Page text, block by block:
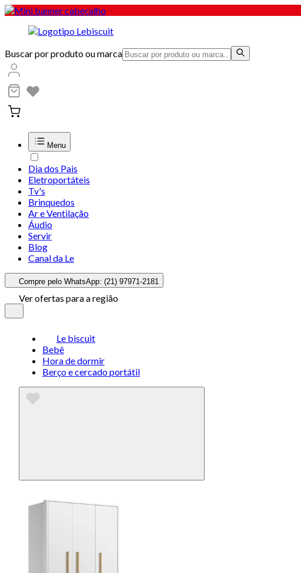
Buscar por produto ou marca
Menu
Dia dos Pais
Eletroportáteis
Tv's
Brinquedos
Ar e Ventilação
Áudio
Servir
Blog
Canal da Le
Compre pelo WhatsApp: (21) 97971-2181
Ver ofertas para a região
Le biscuit
Bebê
Hora de dormir
Berço e cercado portátil